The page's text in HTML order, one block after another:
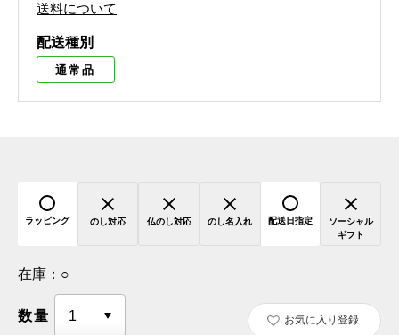
送料について
配送種別
通常品
ラッピング のし対応 仏のし対応 のし名入れ 配送日指定
ソーシャル
ギフト
在庫： ○
数量 お気に入り登録